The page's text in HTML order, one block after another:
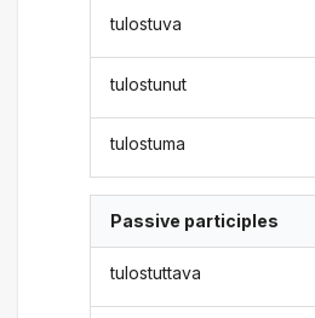
tulostuva
tulostunut
tulostuma
Passive participles
tulostuttava